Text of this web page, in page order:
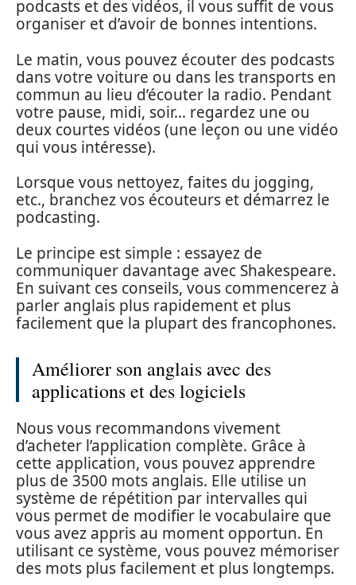
podcasts et des vidéos, il vous suffit de vous
organiser et d’avoir de bonnes intentions.
Le matin, vous pouvez écouter des podcasts
dans votre voiture ou dans les transports en
commun au lieu d’écouter la radio. Pendant
votre pause, midi, soir… regardez une ou
deux courtes vidéos (une leçon ou une vidéo
qui vous intéresse).
Lorsque vous nettoyez, faites du jogging,
etc., branchez vos écouteurs et démarrez le
podcasting.
Le principe est simple : essayez de
communiquer davantage avec Shakespeare.
En suivant ces conseils, vous commencerez à
parler anglais plus rapidement et plus
facilement que la plupart des francophones.
Améliorer son anglais avec des
applications et des logiciels
Nous vous recommandons vivement
d’acheter l’application complète. Grâce à
cette application, vous pouvez apprendre
plus de 3500 mots anglais. Elle utilise un
système de répétition par intervalles qui
vous permet de modifier le vocabulaire que
vous avez appris au moment opportun. En
utilisant ce système, vous pouvez mémoriser
des mots plus facilement et plus longtemps.